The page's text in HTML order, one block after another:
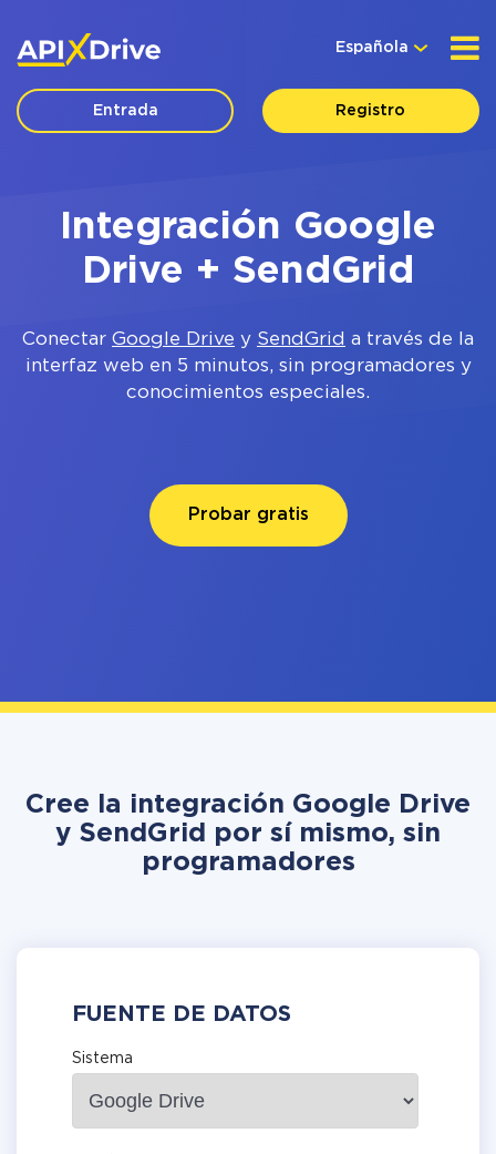
Española
Entrada Registro
Integración Google
Drive + SendGrid
Conectar Google Drive y SendGrid a través de la
interfaz web en 5 minutos, sin programadores y
conocimientos especiales.
Probar gratis
Cree la integración Google Drive
y SendGrid por sí mismo, sin
programadores
FUENTE DE DATOS
Sistema